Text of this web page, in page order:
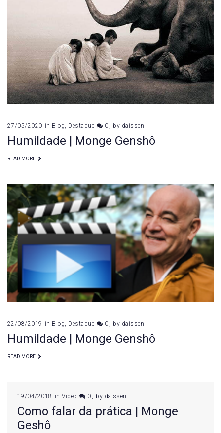
27/05/2020 in Blog, Destaque 0 by daissen
Humildade | Monge Genshô
READ MORE
22/08/2019 in Blog, Destaque 0 by daissen
Humildade | Monge Genshô
READ MORE
19/04/2018 inVídeo 0 by daissen
Como falar da prática | Monge
Geshô